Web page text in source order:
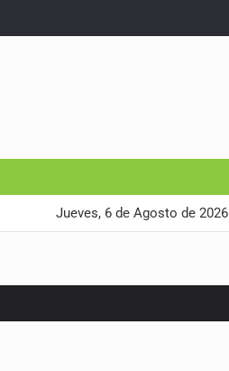
Jueves, 6 de Agosto de 2026